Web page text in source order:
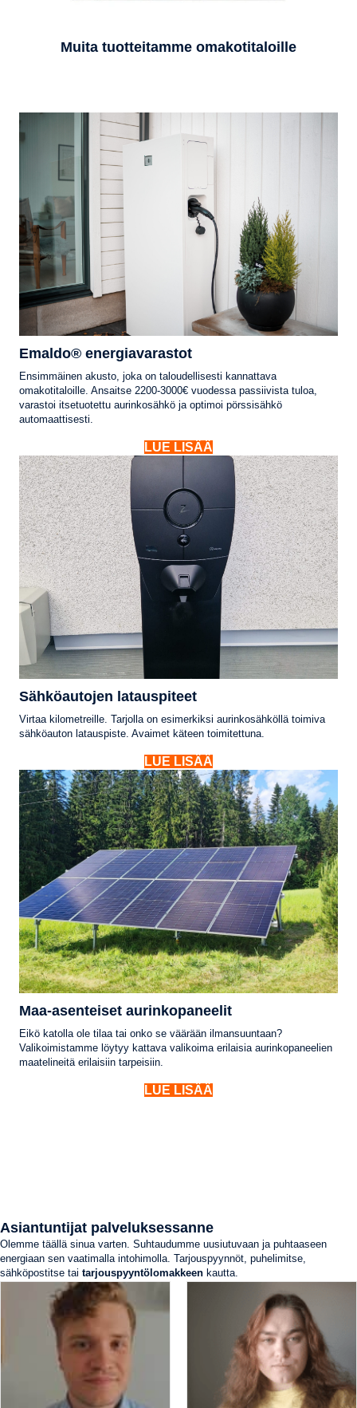
Muita tuotteitamme omakotitaloille
Emaldo® energiavarastot
Ensimmäinen akusto, joka on taloudellisesti kannattava
omakotitaloille. Ansaitse 2200-3000€ vuodessa passiivista tuloa,
varastoi itsetuotettu aurinkosähkö ja optimoi pörssisähkö
automaattisesti.
LUE LISÄÄ
Sähköautojen latauspiteet
Virtaa kilometreille. Tarjolla on esimerkiksi aurinkosähköllä toimiva
sähköauton latauspiste. Avaimet käteen toimitettuna.
LUE LISÄÄ
Maa-asenteiset aurinkopaneelit
Eikö katolla ole tilaa tai onko se väärään ilmansuuntaan?
Valikoimistamme löytyy kattava valikoima erilaisia aurinkopaneelien
maatelineitä erilaisiin tarpeisiin.
LUE LISÄÄ
Asiantuntijat palveluksessanne
Olemme täällä sinua varten. Suhtaudumme uusiutuvaan ja puhtaaseen
energiaan sen vaatimalla intohimolla. Tarjouspyynnöt, puhelimitse,
sähköpostitse tai tarjouspyyntölomakkeen kautta.